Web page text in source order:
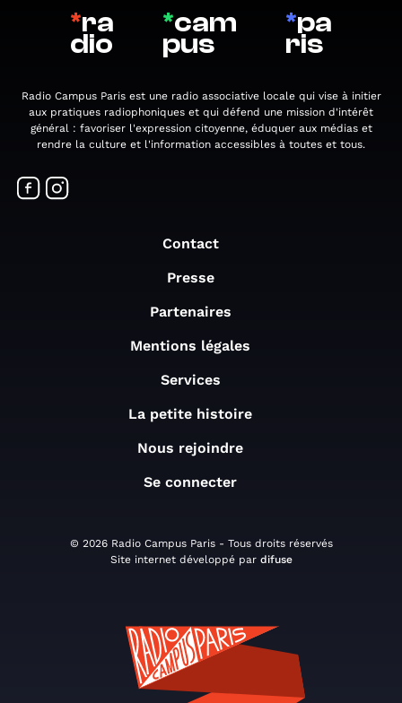
*ra
dio
*cam
pus
*pa
ris
Radio Campus Paris est une radio associative locale qui vise à initier
aux pratiques radiophoniques et qui défend une mission d'intérêt
général : favoriser l'expression citoyenne, éduquer aux médias et
rendre la culture et l'information accessibles à toutes et tous.
Contact
Presse
Partenaires
Mentions légales
Services
La petite histoire
Nous rejoindre
Se connecter
© 2026 Radio Campus Paris - Tous droits réservés
Site internet développé par difuse